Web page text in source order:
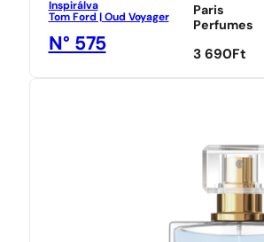
Inspirálva
Tom Ford | Oud Voyager
N° 575
Paris
Perfumes
3 690 Ft